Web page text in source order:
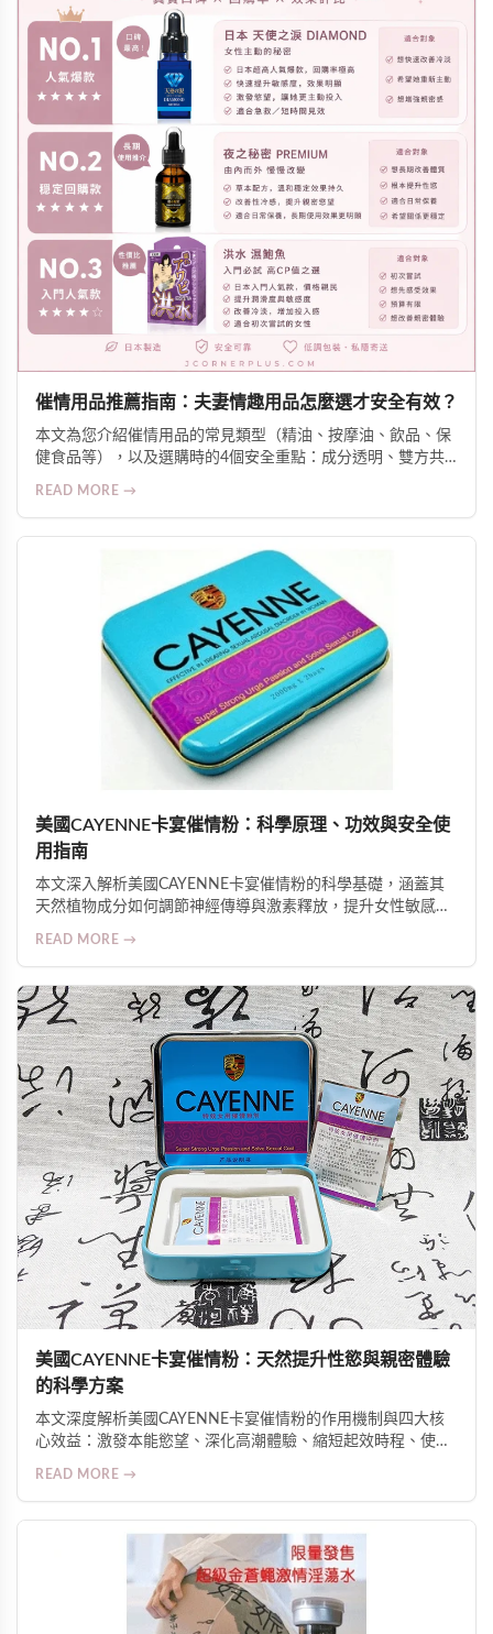
催情用品推薦指南：夫妻情趣用品怎麼選才安全有效？
本文為您介紹催情用品的常見類型（精油、按摩油、飲品、保
健食品等），以及選購時的4個安全重點：成分透明、雙方共
READ MORE →
美國CAYENNE卡宴催情粉：科學原理、功效與安全使
用指南
本文深入解析美國CAYENNE卡宴催情粉的科學基礎，涵蓋其
天然植物成分如何調節神經傳導與激素釋放，提升女性敏感
READ MORE →
美國CAYENNE卡宴催情粉：天然提升性慾與親密體驗
的科學方案
本文深度解析美國CAYENNE卡宴催情粉的作用機制與四大核
心效益：激發本能慾望、深化高潮體驗、縮短起效時程、使用
READ MORE →